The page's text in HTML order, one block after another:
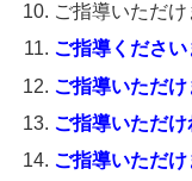
ご指導いただ
ご指導くださ
ご指導いただ
ご指導いただ
ご指導いただ